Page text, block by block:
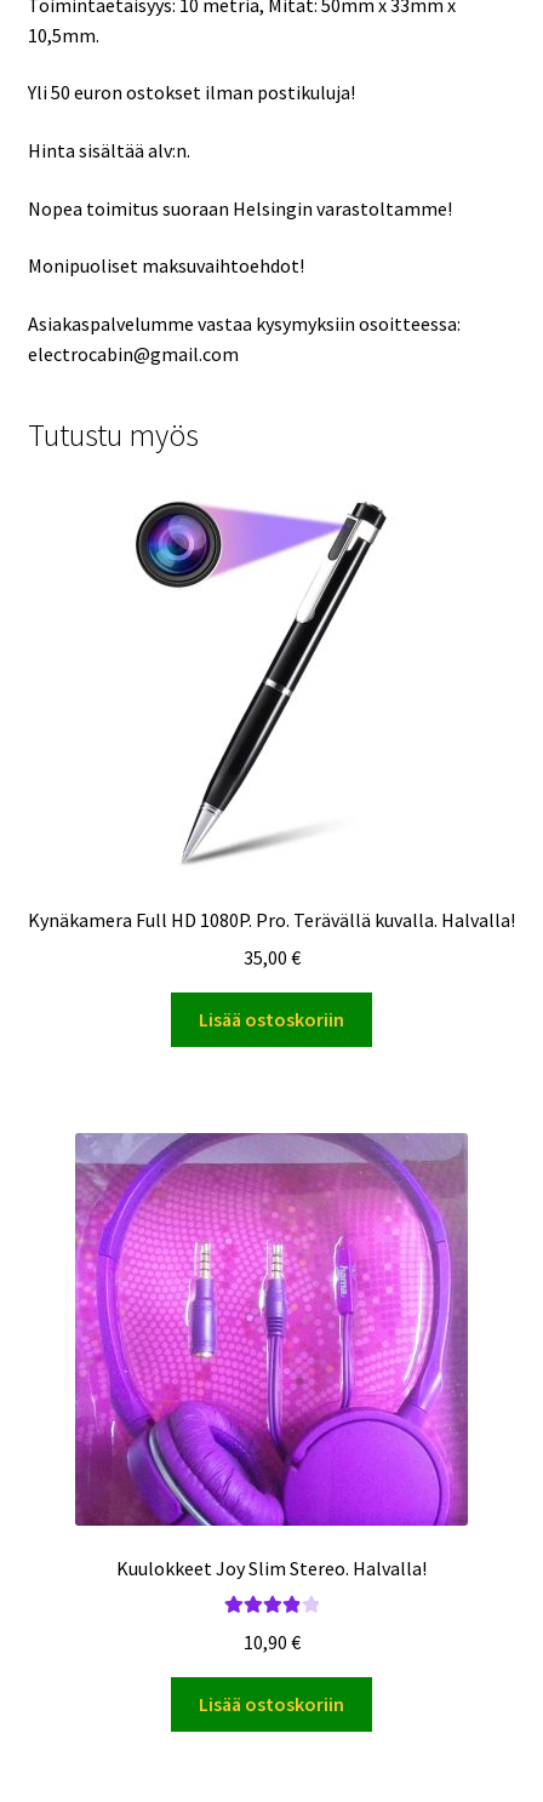
10,5mm.
Yli 50 euron ostokset ilman postikuluja!
Hinta sisältää alv:n.
Nopea toimitus suoraan Helsingin varastoltamme!
Monipuoliset maksuvaihtoehdot!
Asiakaspalvelumme vastaa kysymyksiin osoitteessa:
electrocabin@gmail.com
Tutustu myös
Kynäkamera Full HD 1080P. Pro. Terävällä kuvalla. Halvalla!
35,00 €
Lisää ostoskoriin
Kuulokkeet Joy Slim Stereo. Halvalla!
tuotteesta:
4.00/ 5
10,90 €
Lisää ostoskoriin